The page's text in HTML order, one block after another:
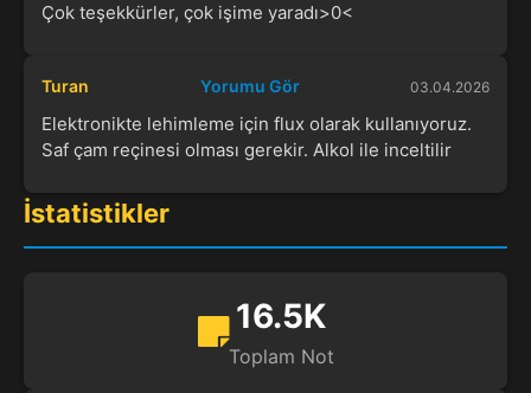
Çok teşekkürler, çok işime yaradı>0<
Turan Yorumu Gör 03.04.2026
Elektronikte lehimleme için flux olarak kullanıyoruz.
Saf çam reçinesi olması gerekir. Alkol ile inceltilir
İstatistikler
16.5K
Toplam Not